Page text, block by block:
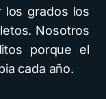
los grados los
Nosotros
porque el
cada año.